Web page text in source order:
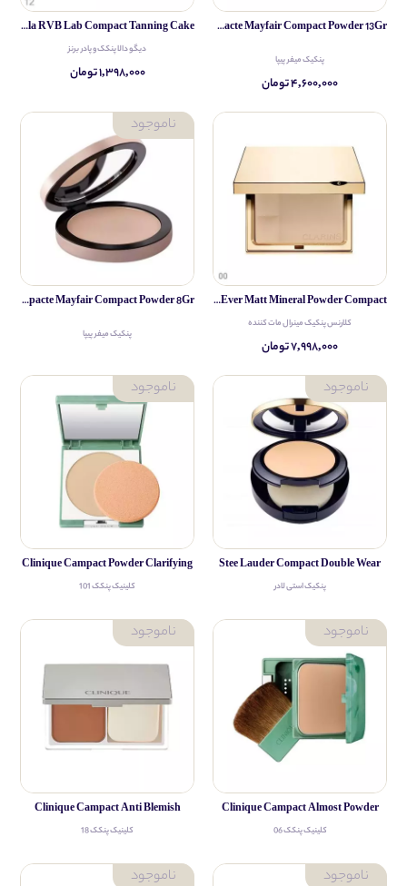
Pippa Poudre Compacte Mayfair Compact Powder 13Gr
پنکیک میفر پیپا
۴,۶۰۰,۰۰۰ تومان
Diego Dalla RVB Lab Compact Tanning Cake
دیگو دالا پنکک و پادر برنز
۱,۳۹۸,۰۰۰ تومان
Clarins Ever Matt Mineral Powder Compact
کلارنس پنکیک مینرال مات کننده
۷,۹۹۸,۰۰۰ تومان
Pippa Poudre Compacte Mayfair Compact Powder 8Gr
پنکیک میفر پیپا
Stee Lauder Compact Double Wear
پنکیک استی لادر
Clinique Campact Powder Clarifying
کلینیک پنکک 101
Clinique Campact Almost Powder
کلینیک پنکک 06
Clinique Campact Anti Blemish
کلینیک پنکک 18